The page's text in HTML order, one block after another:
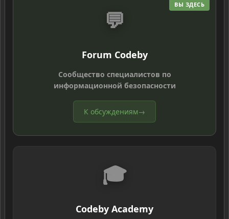
ВЫ ЗДЕСЬ
💬
Forum Codeby
Сообщество специалистов по
информационной безопасности
К обсуждениям→
🎓
Codeby Academy